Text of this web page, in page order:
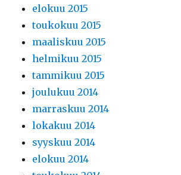
elokuu 2015
toukokuu 2015
maaliskuu 2015
helmikuu 2015
tammikuu 2015
joulukuu 2014
marraskuu 2014
lokakuu 2014
syyskuu 2014
elokuu 2014